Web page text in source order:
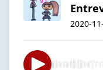
2020-